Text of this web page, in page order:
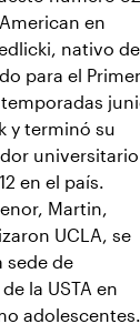
en
nativo de
para el Primer
temporadas
y terminó su
universitario
en el país.
Martin,
UCLA, se
sede de
la USTA en
adolescentes.